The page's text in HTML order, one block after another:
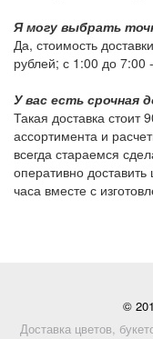
Я могу выбрать
Да, стоимость
рублей; с 1:00 до 7:00 -
У вас есть срочная
Такая доставка стоит
ассортимента и
всегда стараемся
оперативно
часа вместе с
©
Доставка цветов,